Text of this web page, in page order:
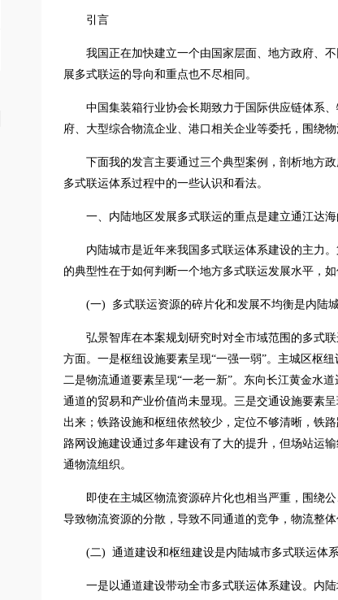
引言
我国正在加快建立一个由国家层面、地方政府、
展多式联运的导向和重点也不尽相同。
中国集装箱行业协会长期致力于国际供应链体系
府、大型综合物流企业、港口相关企业等委托，围绕
下面我的发言主要通过三个典型案例，剖析地方
多式联运体系过程中的一些认识和看法。
一、 内陆地区发展多式联运的重点是建立通江达
内陆城市是近年来我国多式联运体系建设的主力
的典型性在于如何判断一个地方多式联运发展水平，
(一) 多式联运资源的碎片化和发展不均衡是内陆
弘景智库在本案规划研究时对全市域范围的多式
方面。一是枢纽设施要素呈现“一强一弱”。主城区枢
二是物流通道要素呈现“一老一新”。东向长江黄金水
通道的贸易和产业价值尚未显现。三是交通设施要素
出来；铁路设施和枢纽依然较少，定位不够清晰，铁
路网设施建设通过多年建设有了大的提升，但场站运
通物流组织。
即使在主城区物流资源碎片化也相当严重，围绕
导致物流资源的分散，导致不同通道的竞争，物流整
(二) 通道建设和枢纽建设是内陆城市多式联运体
一是以通道建设带动全市多式联运体系建设。内